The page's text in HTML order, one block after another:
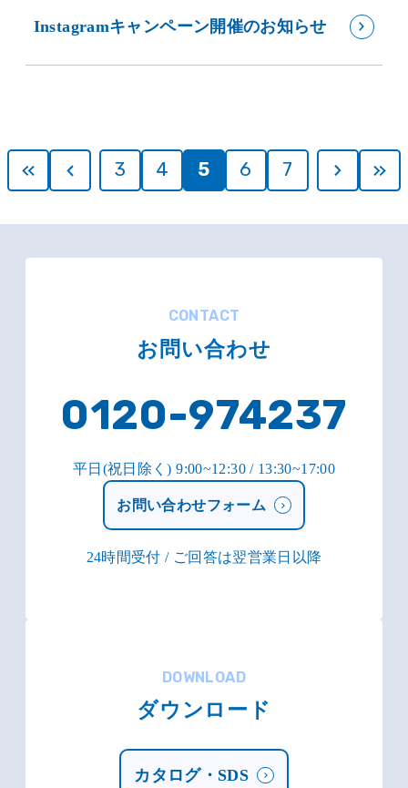
Instagramキャンペーン開催のお知らせ
3 4 5 6 7
CONTACT
お問い合わせ
0120-974237
平日(祝日除く) 9:00~12:30 / 13:30~17:00
お問い合わせフォーム
24時間受付 / ご回答は翌営業日以降
DOWNLOAD
ダウンロード
カタログ・SDS